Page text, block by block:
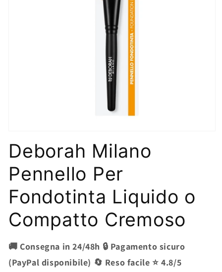
multimediali
1
finestra
modale
Deborah Milano
Pennello Per
Fondotinta Liquido o
Compatto Cremoso
🚚 Consegna in 24/48h 🔒 Pagamento sicuro
(PayPal disponibile) 🔄 Reso facile ⭐ 4.8/5